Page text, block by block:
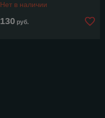
Нет в наличии
130 руб.